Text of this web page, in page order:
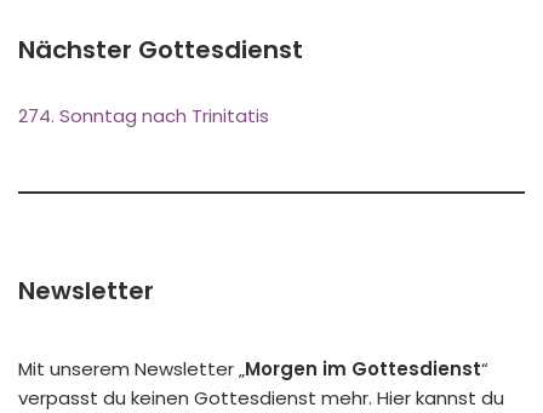
Nächster Gottesdienst
274. Sonntag nach Trinitatis
Newsletter
Mit unserem Newsletter „Morgen im Gottesdienst“
verpasst du keinen Gottesdienst mehr. Hier kannst du